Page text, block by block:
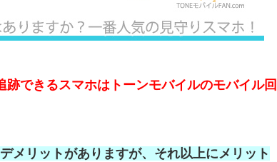
できるスマホはトーンモバイルのモバイル回
メリットがありますが、それ以上にメリット